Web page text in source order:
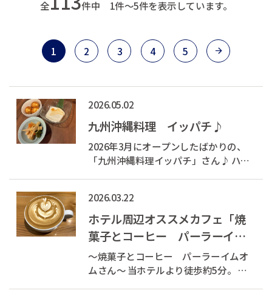
全 件中 1件～5件を表示しています。
1 2 3 4 5
2026.05.02
九州沖縄料理 イッパチ♪
2026年3月にオープンしたばかりの、
「九州沖縄料理イッパチ」さん♪ ハイ
に、 自家製ラフテー、ゴーヤチャンプ
ルー、沖縄県産ジーマミードーフ ごま
カンパチ、とうもろこしの天ぷら、自...
2026.03.22
ホテル周辺オススメカフェ「焼
菓子とコーヒー パーラーイム
オム」さん
～焼菓子とコーヒー パーラーイムオ
ムさん～ 当ホテルより徒歩約5分。 バ